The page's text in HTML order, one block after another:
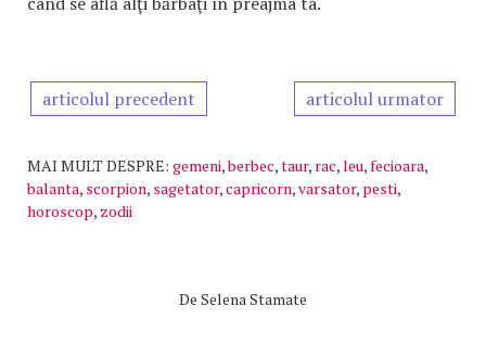
articolul precedent articolul urmator
MAI MULT DESPRE: gemeni,berbec,taur, rac,leu,fecioara,
balanta, scorpion, sagetator,capricorn,varsator, pesti,
horoscop, zodii
De Selena Stamate